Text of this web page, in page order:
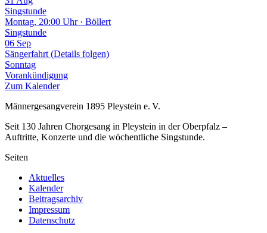
Singstunde
Montag, 20:00 Uhr · Böllert
Singstunde
06 Sep
Sängerfahrt (Details folgen)
Sonntag
Vorankündigung
Zum Kalender
Männergesangverein 1895 Pleystein e. V.
Seit 130 Jahren Chorgesang in Pleystein in der Oberpfalz –
Auftritte, Konzerte und die wöchentliche Singstunde.
Seiten
Aktuelles
Kalender
Beitragsarchiv
Impressum
Datenschutz